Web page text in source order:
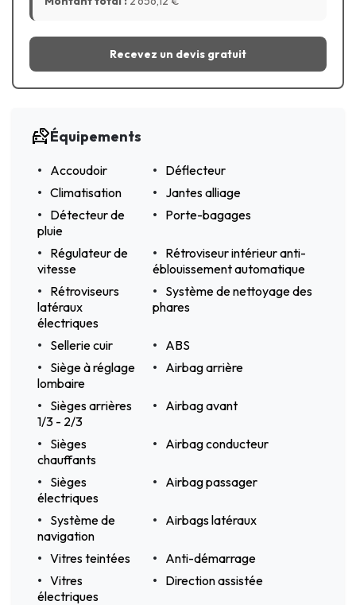
Recevez un devis gratuit
Équipements
Accoudoir
Déflecteur
Climatisation
Jantes alliage
Détecteur de
pluie
Porte-bagages
Régulateur de
vitesse
Rétroviseur intérieur anti-
éblouissement automatique
Rétroviseurs
latéraux
électriques
Système de nettoyage des
phares
Sellerie cuir
ABS
Siège à réglage
lombaire
Airbag arrière
Sièges arrières
1/3 - 2/3
Airbag avant
Sièges
chauffants
Airbag conducteur
Sièges
électriques
Airbag passager
Système de
navigation
Airbags latéraux
Vitres teintées
Anti-démarrage
Vitres
électriques
Direction assistée